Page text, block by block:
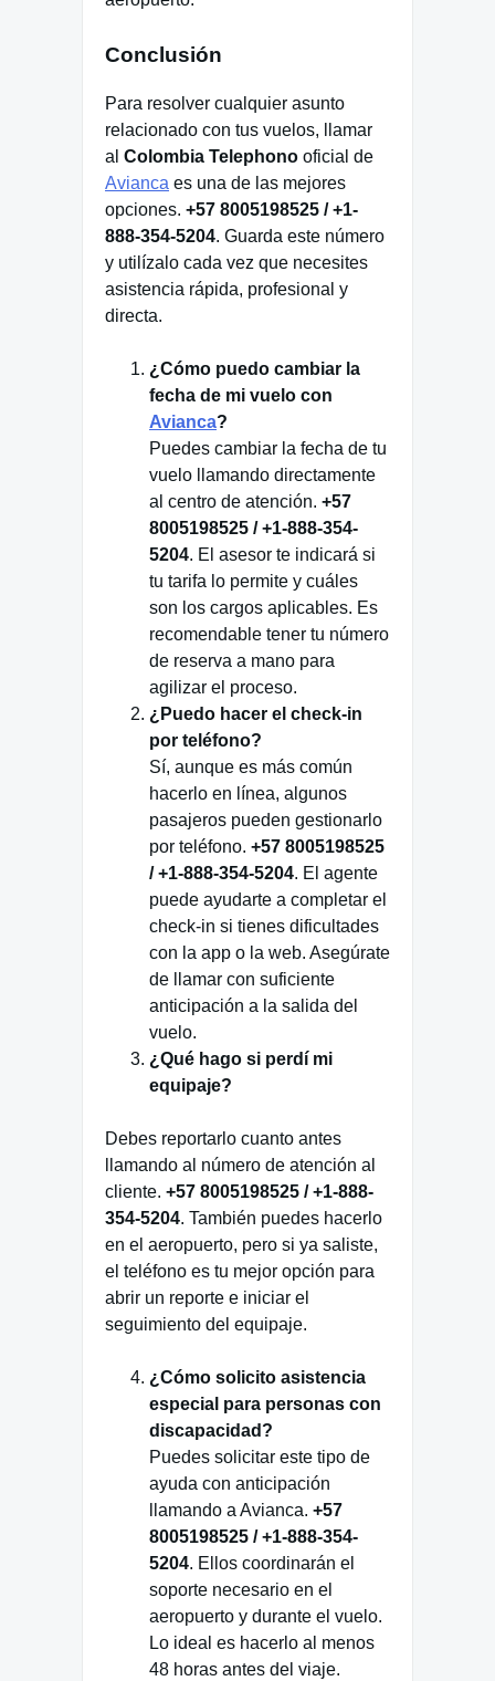
Conclusión
Para resolver cualquier asunto
relacionado con tus vuelos, llamar
al Colombia Telephono oficial de
Avianca es una de las mejores
opciones. +57 8005198525 / +1-
888-354-5204. Guarda este número
y utilízalo cada vez que necesites
asistencia rápida, profesional y
directa.
¿Cómo puedo cambiar la
fecha de mi vuelo con
Avianca?
Puedes cambiar la fecha de tu
vuelo llamando directamente
al centro de atención. +57
8005198525 / +1-888-354-
5204. El asesor te indicará si
tu tarifa lo permite y cuáles
son los cargos aplicables. Es
recomendable tener tu número
de reserva a mano para
agilizar el proceso.
¿Puedo hacer el check-in
por teléfono?
Sí, aunque es más común
hacerlo en línea, algunos
pasajeros pueden gestionarlo
por teléfono. +57 8005198525
/ +1-888-354-5204. El agente
puede ayudarte a completar el
check-in si tienes dificultades
con la app o la web. Asegúrate
de llamar con suficiente
anticipación a la salida del
vuelo.
¿Qué hago si perdí mi
equipaje?
Debes reportarlo cuanto antes
llamando al número de atención al
cliente. +57 8005198525 / +1-888-
354-5204. También puedes hacerlo
en el aeropuerto, pero si ya saliste,
el teléfono es tu mejor opción para
abrir un reporte e iniciar el
seguimiento del equipaje.
¿Cómo solicito asistencia
especial para personas con
discapacidad?
Puedes solicitar este tipo de
ayuda con anticipación
llamando a Avianca. +57
8005198525 / +1-888-354-
5204. Ellos coordinarán el
soporte necesario en el
aeropuerto y durante el vuelo.
Lo ideal es hacerlo al menos
48 horas antes del viaje.